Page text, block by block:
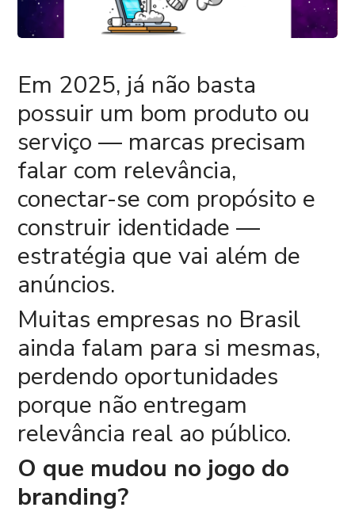
Em 2025, já não basta
possuir um bom produto ou
serviço — marcas precisam
falar com relevância,
conectar-se com propósito e
construir identidade —
estratégia que vai além de
anúncios.
Muitas empresas no Brasil
ainda falam para si mesmas,
perdendo oportunidades
porque não entregam
relevância real ao público.
O que mudou no jogo do
branding?